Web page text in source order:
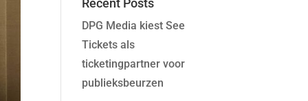
Recent Posts
DPG Media kiest See
Tickets als
ticketingpartner voor
publieksbeurzen